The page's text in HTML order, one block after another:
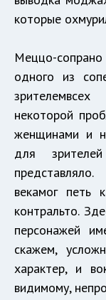
которые
Меццо-
одного из
некоторой
женщинами и
для
векамог петь
контральто.
персонажей
скажем,
характер, и
видимому,